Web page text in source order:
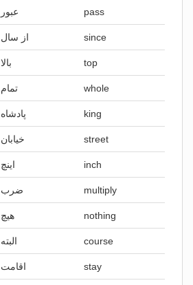
عبور pass
از سال since
بالا top
تمام whole
پادشاه king
خیابان street
اینچ inch
ضرب multiply
هیچ nothing
البته course
اقامت stay